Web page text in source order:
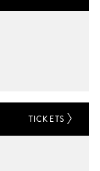
TICKETS